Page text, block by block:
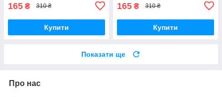
165 ₴ 310 ₴
Купити
165 ₴ 310 ₴
Купити
Показати ще
Про нас